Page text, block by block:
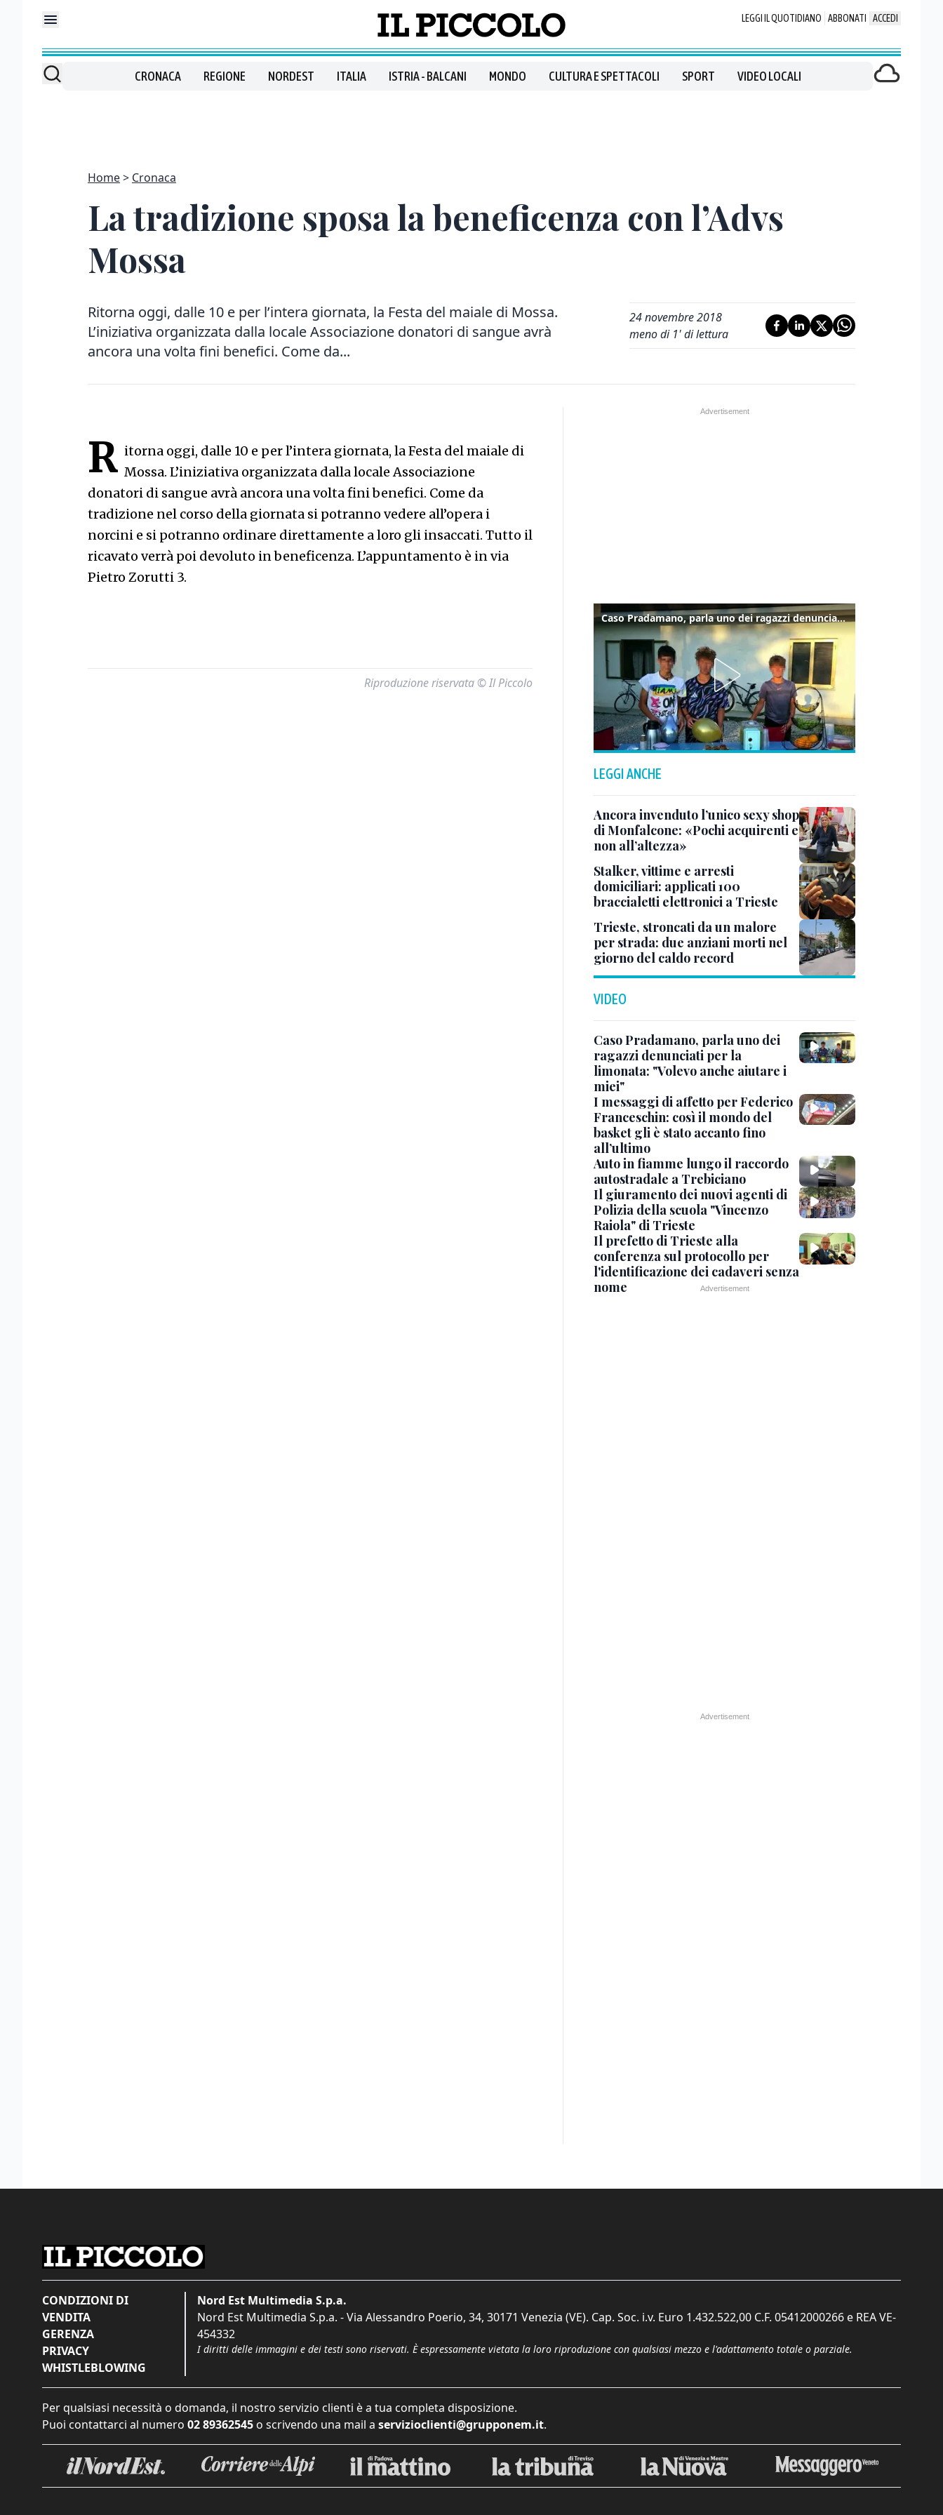
LEGGI IL QUOTIDIANO ABBONATI ACCEDI
CRONACA REGIONE NORDEST ITALIA ISTRIA - BALCANI MONDO CULTURA E SPETTACOLI SPORT VIDEO LOCALI
Home Cronaca
La tradizione sposa la beneficenza con l’Advs
Mossa
Ritorna oggi, dalle 10 e per l’intera giornata, la Festa del maiale di Mossa.
L’iniziativa organizzata dalla locale Associazione donatori di sangue avrà
ancora una volta fini benefici. Come da...
24 novembre 2018
meno di 1' di lettura
R itorna oggi, dalle 10 e per l’intera giornata, la Festa del maiale di
Mossa. L’iniziativa organizzata dalla locale Associazione
donatori di sangue avrà ancora una volta fini benefici. Come da
tradizione nel corso della giornata si potranno vedere all’opera i
norcini e si potranno ordinare direttamente a loro gli insaccati. Tutto il
ricavato verrà poi devoluto in beneficenza. L’appuntamento è in via
Pietro Zorutti 3.
Riproduzione riservata © Il Piccolo
Caso Pradamano, parla uno dei ragazzi denunciati per la limonata: "Volevo anche aiutare i miei"
LEGGI ANCHE
Ancora invenduto l’unico sexy shop
di Monfalcone: «Pochi acquirenti e
non all’altezza»
Stalker, vittime e arresti
domiciliari: applicati 100
braccialetti elettronici a Trieste
Trieste, stroncati da un malore
per strada: due anziani morti nel
giorno del caldo record
VIDEO
Caso Pradamano, parla uno dei
ragazzi denunciati per la
limonata: "Volevo anche aiutare i
miei"
I messaggi di affetto per Federico
Franceschin: così il mondo del
basket gli è stato accanto fino
all’ultimo
Auto in fiamme lungo il raccordo
autostradale a Trebiciano
Il giuramento dei nuovi agenti di
Polizia della scuola "Vincenzo
Raiola" di Trieste
Il prefetto di Trieste alla
conferenza sul protocollo per
l'identificazione dei cadaveri senza
nome
CONDIZIONI DI
VENDITA
GERENZA
PRIVACY
WHISTLEBLOWING
Nord Est Multimedia S.p.a.
Nord Est Multimedia S.p.a. - Via Alessandro Poerio, 34, 30171 Venezia (VE). Cap. Soc. i.v. Euro 1.432.522,00 C.F. 05412000266 e REA VE-
454332
I diritti delle immagini e dei testi sono riservati. È espressamente vietata la loro riproduzione con qualsiasi mezzo e l'adattamento totale o parziale.
Per qualsiasi necessità o domanda, il nostro servizio clienti è a tua completa disposizione.
Puoi contattarci al numero 02 89362545 o scrivendo una mail a servizioclienti@grupponem.it.